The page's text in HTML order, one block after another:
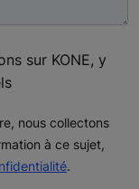
sur KONE, y
nous collectons
à ce sujet,
.